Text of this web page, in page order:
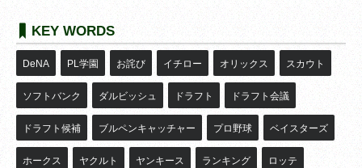
KEY WORDS
DeNA PL学園 お詫び イチロー オリックス スカウト
ソフトバンク ダルビッシュ ドラフト ドラフト会議
ドラフト候補 ブルペンキャッチャー プロ野球 ベイスターズ
ホークス ヤクルト ヤンキース ランキング ロッテ